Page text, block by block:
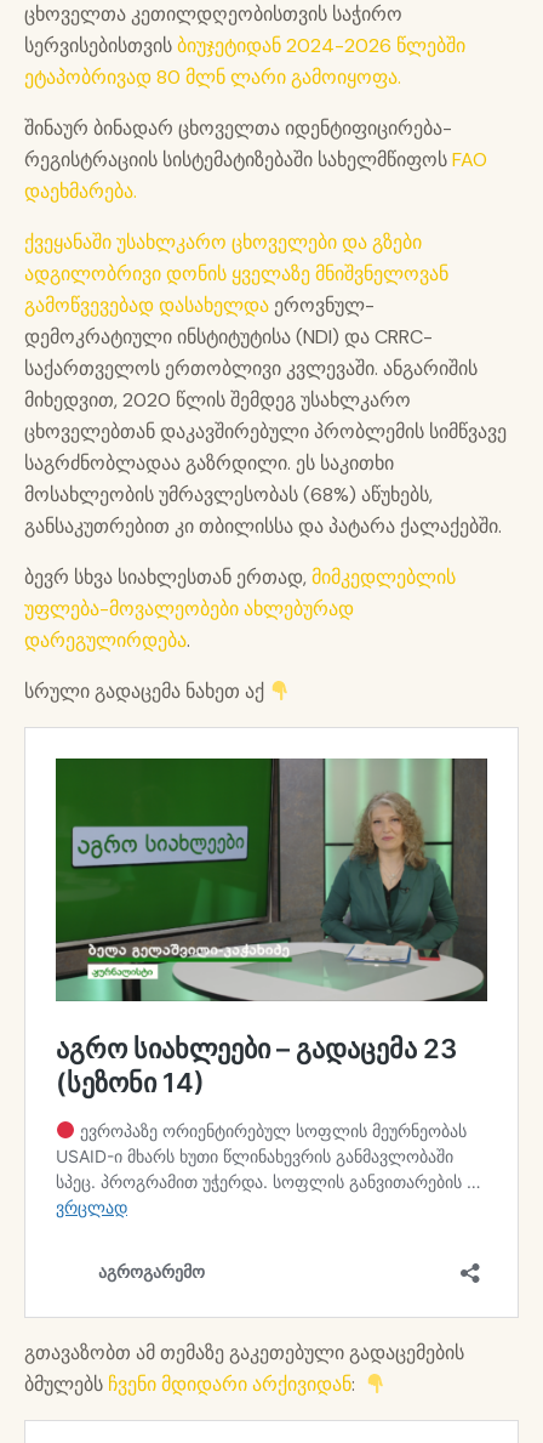
ცხოველთა კეთილდღეობისთვის საჭირო
სერვისებისთვისბიუჯეტიდან 2024-2026 წლებში
ეტაპობრივად 80 მლნ ლარი გამოიყოფა.
შინაურ ბინადარ ცხოველთა იდენტიფიცირება-
რეგისტრაციის სისტემატიზებაში სახელმწიფოსFAO
დაეხმარება.
ქვეყანაში უსახლკარო ცხოველები და გზები
ადგილობრივი დონის ყველაზე მნიშვნელოვან
გამოწვევებად დასახელდა ეროვნულ-
დემოკრატიული ინსტიტუტისა (NDI) და CRRC-
საქართველოს ერთობლივი კვლევაში. ანგარიშის
მიხედვით, 2020 წლის შემდეგ უსახლკარო
ცხოველებთან დაკავშირებული პრობლემის სიმწვავე
საგრძნობლადაა გაზრდილი. ეს საკითხი
მოსახლეობის უმრავლესობას (68%) აწუხებს,
განსაკუთრებით კი თბილისსა და პატარა ქალაქებში.
ბევრ სხვა სიახლესთან ერთად, მიმკედლებლის
უფლება-მოვალეობები ახლებურად
დარეგულირდება.
სრული გადაცემა ნახეთ აქ
გთავაზობთ ამ თემაზე გაკეთებული გადაცემების
ბმულებს ჩვენი მდიდარი არქივიდან: